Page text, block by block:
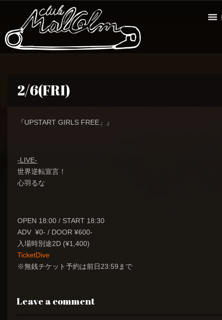
2/6(FRI)
『UPSTART GIRLS FREE」』
-LIVE-
世界逆転宣言！
心羽るな
OPEN 18:00 / START 18:30
ADV ¥0- / DOOR ¥600-
入場時別途2D (¥1,400)
TicketDive
※無銭チケット予約は前日23:59まで
Leave a comment